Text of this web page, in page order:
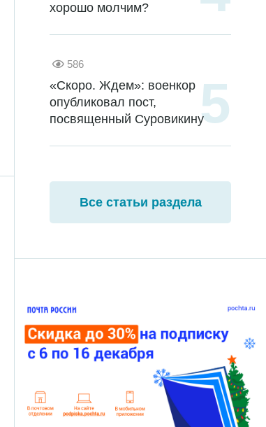
хорошо молчим?
586
«Скоро. Ждем»: военкор
опубликовал пост,
посвященный Суровикину
Все статьи раздела